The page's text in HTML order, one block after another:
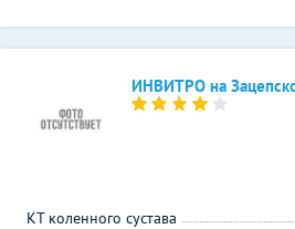
ИНВИТРО на
КТ коленного сустава